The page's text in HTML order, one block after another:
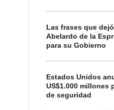
Las frases que
Abelardo de la
para su Gobierno
Estados Unidos
US$1.000 millones
de seguridad